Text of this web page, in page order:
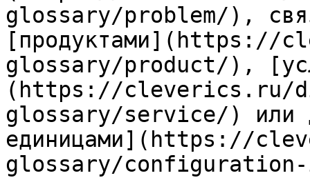
glossary/problem/),
glossary/product/),
(https://cleverics.ru/
glossary/service/) или
единицами](https://
glossary/